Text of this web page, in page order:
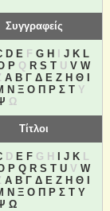
Συγγραφείς
D EF G H J K L
PQ R S TU V W
Α Β Γ Δ Ε Ζ Η Θ
Ν Ξ Ο Π Ρ Σ ΤΥ
Ω
Τίτλοι
D E FG H J KL
P Q R S T UV W
Α Β Γ Δ Ε Ζ Η Θ
Ν Ξ Ο Π Ρ Σ Τ Υ
Ω